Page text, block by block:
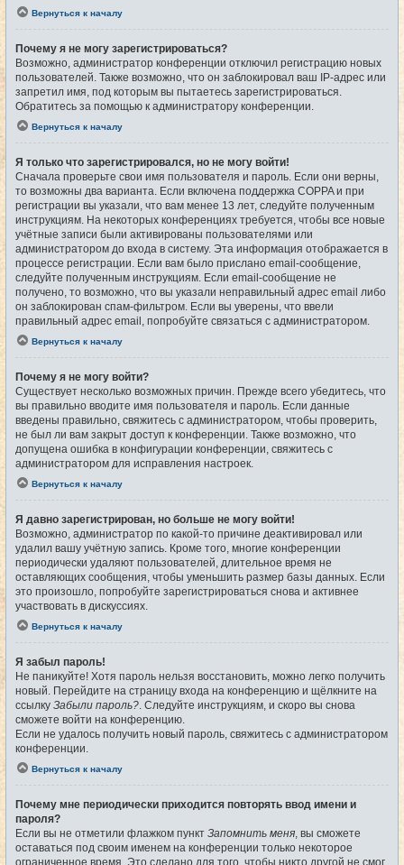
Вернуться к началу
Почему я не могу зарегистрироваться?
Возможно, администратор конференции отключил регистрацию новых
пользователей. Также возможно, что он заблокировал ваш IP-адрес или
запретил имя, под которым вы пытаетесь зарегистрироваться.
Обратитесь за помощью к администратору конференции.
Вернуться к началу
Я только что зарегистрировался, но не могу войти!
Сначала проверьте свои имя пользователя и пароль. Если они верны,
то возможны два варианта. Если включена поддержка COPPA и при
регистрации вы указали, что вам менее 13 лет, следуйте полученным
инструкциям. На некоторых конференциях требуется, чтобы все новые
учётные записи были активированы пользователями или
администратором до входа в систему. Эта информация отображается в
процессе регистрации. Если вам было прислано email-сообщение,
следуйте полученным инструкциям. Если email-сообщение не
получено, то возможно, что вы указали неправильный адрес email либо
он заблокирован спам-фильтром. Если вы уверены, что ввели
правильный адрес email, попробуйте связаться с администратором.
Вернуться к началу
Почему я не могу войти?
Существует несколько возможных причин. Прежде всего убедитесь, что
вы правильно вводите имя пользователя и пароль. Если данные
введены правильно, свяжитесь с администратором, чтобы проверить,
не был ли вам закрыт доступ к конференции. Также возможно, что
допущена ошибка в конфигурации конференции, свяжитесь с
администратором для исправления настроек.
Вернуться к началу
Я давно зарегистрирован, но больше не могу войти!
Возможно, администратор по какой-то причине деактивировал или
удалил вашу учётную запись. Кроме того, многие конференции
периодически удаляют пользователей, длительное время не
оставляющих сообщения, чтобы уменьшить размер базы данных. Если
это произошло, попробуйте зарегистрироваться снова и активнее
участвовать в дискуссиях.
Вернуться к началу
Я забыл пароль!
Не паникуйте! Хотя пароль нельзя восстановить, можно легко получить
новый. Перейдите на страницу входа на конференцию и щёлкните на
ссылку Забыли пароль? . Следуйте инструкциям, и скоро вы снова
сможете войти на конференцию.
Если не удалось получить новый пароль, свяжитесь с администратором
конференции.
Вернуться к началу
Почему мне периодически приходится повторять ввод имени и
пароля?
Если вы не отметили флажком пункт Запомнить меня , вы сможете
оставаться под своим именем на конференции только некоторое
ограниченное время. Это сделано для того, чтобы никто другой не смог